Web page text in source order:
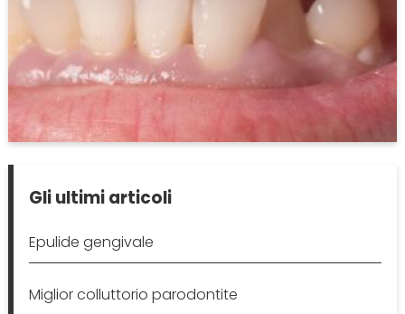
Gli ultimi articoli
Epulide gengivale
Miglior colluttorio parodontite